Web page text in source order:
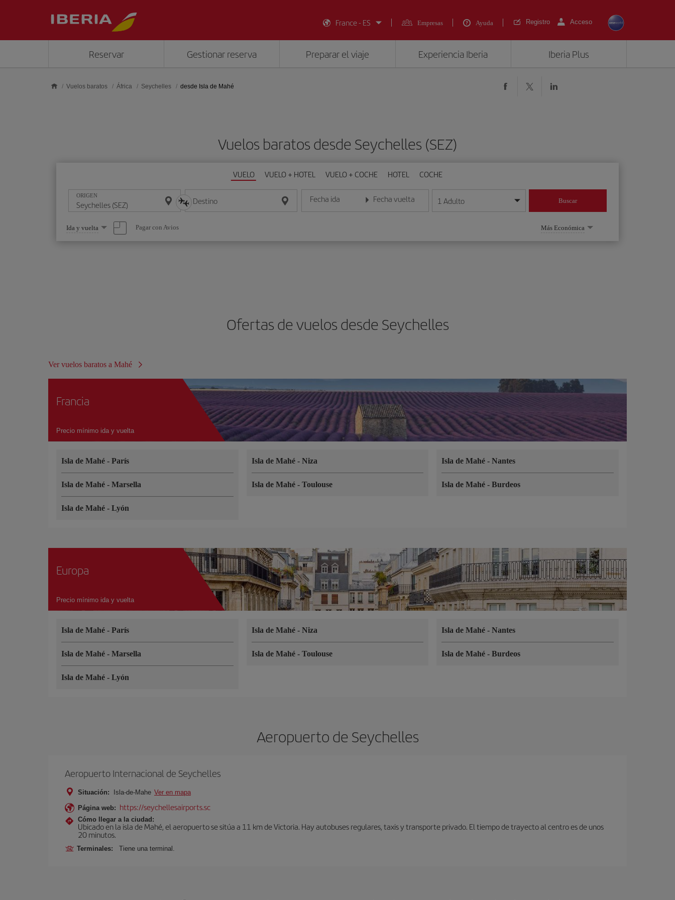
France - ES
Empresas Ayuda Registro Acceso
Reservar Gestionar reserva Preparar el viaje Experiencia Iberia Iberia Plus
Vuelos baratos África Seychelles desde Isla de Mahé
Vuelos baratos desde Seychelles (SEZ)
VUELO VUELO + HOTEL VUELO + COCHE HOTEL COCHE
ORIGEN Destino Fecha ida
Introduce la fecha en formato día/mes/año
Fecha vuelta
Introduce la fecha en formato día/mes/año
1 Adulto Buscar
Seleccione
una
opción
Ida y vuelta Pagar con Avios Más Económica
Ofertas de vuelos desde Seychelles
Ver vuelos baratos a Mahé
Francia
Precio mínimo ida y vuelta
Isla de Mahé - París
Isla de Mahé - Marsella
Isla de Mahé - Lyón
Isla de Mahé - Niza
Isla de Mahé - Toulouse
Isla de Mahé-Nantes
Isla de Mahé-Burdeos
Europa
Precio mínimo ida y vuelta
Isla de Mahé - París
Isla de Mahé - Marsella
Isla de Mahé - Lyón
Isla de Mahé - Niza
Isla de Mahé - Toulouse
Isla de Mahé-Nantes
Isla de Mahé-Burdeos
Aeropuerto de Seychelles
Aeropuerto Internacional de Seychelles
Situación: Isla-de-Mahe Ver en mapa
Página web: https://seychellesairports.sc
Cómo llegar a la ciudad:
Ubicado en la isla de Mahé, el aeropuerto se sitúa a 11 km de Victoria. Hay autobuses regulares, taxis y transporte privado. El tiempo de trayecto al centro es de unos
20 minutos.
Terminales: Tiene una terminal.